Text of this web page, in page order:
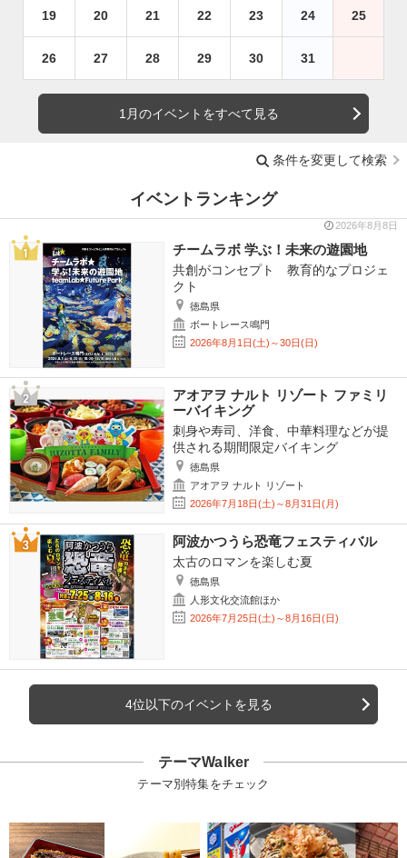
19 20 21 22 23 24 25
26 27 28 29 30 31
1月のイベントをすべて見る
条件を変更して検索
イベントランキング
2026年8月8日
チームラボ 学ぶ！未来の遊園地
共創がコンセプト 教育的なプロジェ
クト
徳島県
ボートレース鳴門
2026年8月1日(土)～30日(日)
アオアヲ ナルト リゾート ファミリ
ーバイキング
刺身や寿司、洋食、中華料理などが提
供される期間限定バイキング
徳島県
アオアヲ ナルト リゾート
2026年7月18日(土)～8月31日(月)
阿波かつうら恐竜フェスティバル
太古のロマンを楽しむ夏
徳島県
人形文化交流館ほか
2026年7月25日(土)～8月16日(日)
4位以下のイベントを見る
テーマWalker
テーマ別特集をチェック